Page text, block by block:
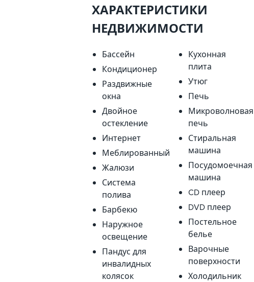
ХАРАКТЕРИСТИКИ
НЕДВИЖИМОСТИ
Бассейн
Кондиционер
Раздвижные
окна
Двойное
остекление
Интернет
Меблированный
Жалюзи
Система
полива
Барбекю
Наружное
освещение
Пандус для
инвалидных
колясок
Кухонная
плита
Утюг
Печь
Микроволновая
печь
Стиральная
машина
Посудомоечная
машина
CD плеер
DVD плеер
Постельное
белье
Варочные
поверхности
Холодильник